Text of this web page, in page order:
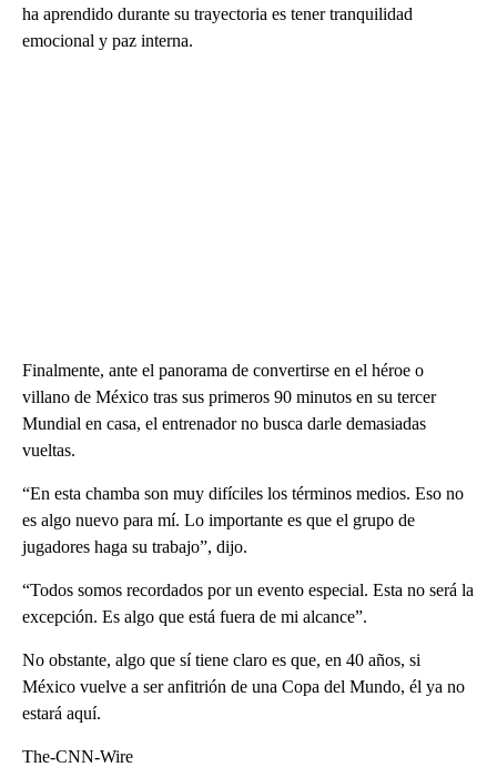
ha aprendido durante su trayectoria es tener tranquilidad
emocional y paz interna.
Finalmente, ante el panorama de convertirse en el héroe o
villano de México tras sus primeros 90 minutos en su tercer
Mundial en casa, el entrenador no busca darle demasiadas
vueltas.
“En esta chamba son muy difíciles los términos medios. Eso no
es algo nuevo para mí. Lo importante es que el grupo de
jugadores haga su trabajo”, dijo.
“Todos somos recordados por un evento especial. Esta no será la
excepción. Es algo que está fuera de mi alcance”.
No obstante, algo que sí tiene claro es que, en 40 años, si
México vuelve a ser anfitrión de una Copa del Mundo, él ya no
estará aquí.
The-CNN-Wire